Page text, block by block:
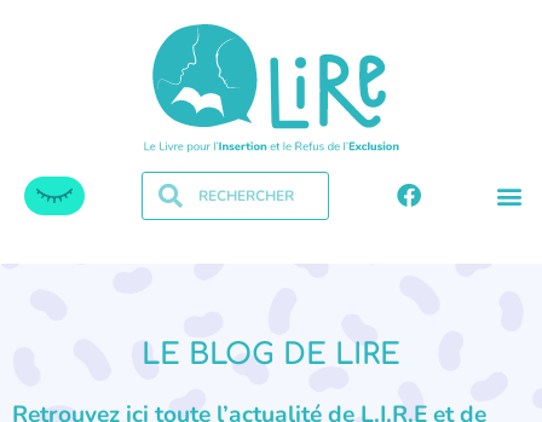
LE BLOG DE LIRE
Retrouvez ici toute l’actualité de L.I.R.E et de